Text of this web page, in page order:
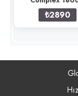
₺2890